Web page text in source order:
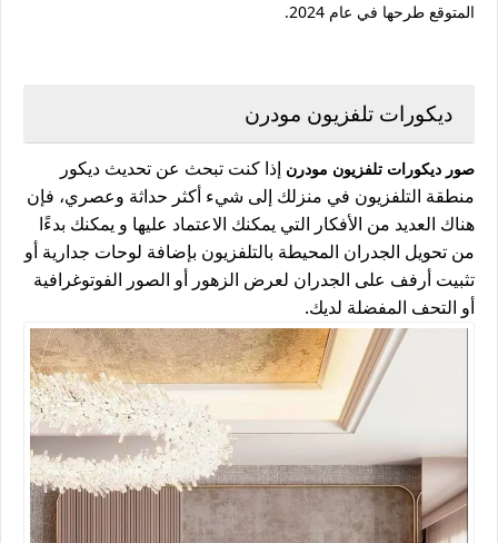
المتوقع طرحها في عام 2024.
ديكورات تلفزيون مودرن
صور ديكورات تلفزيون مودرن إذا كنت تبحث عن تحديث ديكور
منطقة التلفزيون في منزلك إلى شيء أكثر حداثة وعصري، فإن
هناك العديد من الأفكار التي يمكنك الاعتماد عليها و يمكنك بدءًا
من تحويل الجدران المحيطة بالتلفزيون بإضافة لوحات جدارية أو
تثبيت أرفف على الجدران لعرض الزهور أو الصور الفوتوغرافية
أو التحف المفضلة لديك.